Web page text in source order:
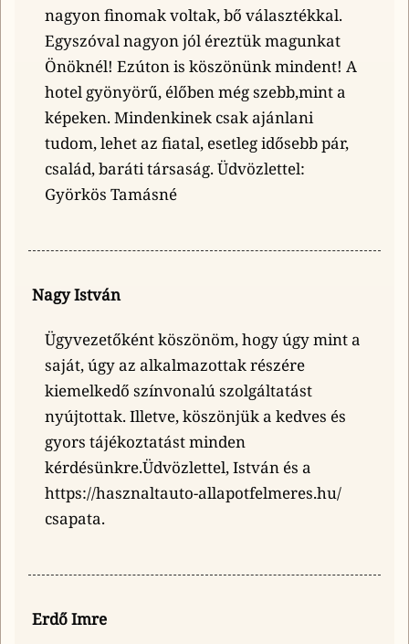
nagyon finomak voltak, bő választékkal.
Egyszóval nagyon jól éreztük magunkat
Önöknél! Ezúton is köszönünk mindent! A
hotel gyönyörű, élőben még szebb,mint a
képeken. Mindenkinek csak ajánlani
tudom, lehet az fiatal, esetleg idősebb pár,
család, baráti társaság. Üdvözlettel:
Györkös Tamásné
Nagy István
Ügyvezetőként köszönöm, hogy úgy mint a
saját, úgy az alkalmazottak részére
kiemelkedő színvonalú szolgáltatást
nyújtottak. Illetve, köszönjük a kedves és
gyors tájékoztatást minden
kérdésünkre.Üdvözlettel, István és a
https://hasznaltauto-allapotfelmeres.hu/
csapata.
Erdő Imre